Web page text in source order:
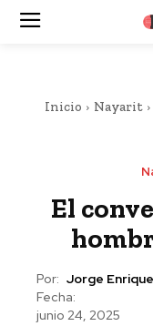
Inicio Nayarit
El
Por: Jorge
Fecha:
junio 24, 2025